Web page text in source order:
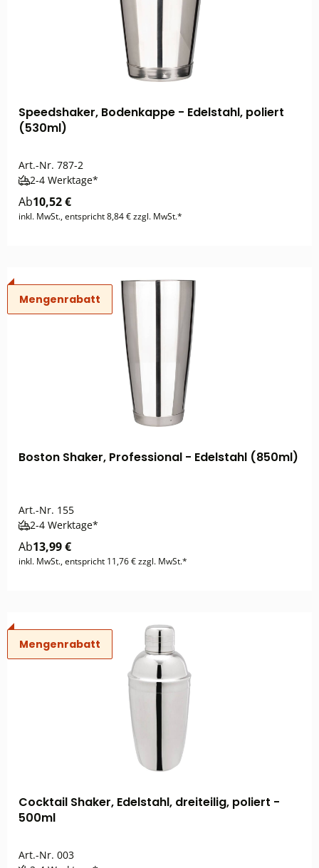
Speedshaker, Bodenkappe - Edelstahl, poliert
(530ml)
Art.-Nr. 787-2
2-4 Werktage*
Ab10,52 €
inkl. MwSt., entspricht 8,84 € zzgl. MwSt.*
Mengenrabatt
Boston Shaker, Professional - Edelstahl (850ml)
Art.-Nr. 155
2-4 Werktage*
Ab13,99 €
inkl. MwSt., entspricht 11,76 € zzgl. MwSt.*
Mengenrabatt
Cocktail Shaker, Edelstahl, dreiteilig, poliert -
500ml
Art.-Nr. 003